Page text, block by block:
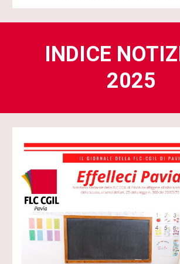
INDICE
2025